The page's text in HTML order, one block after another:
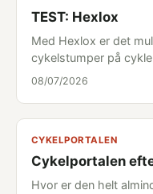
TEST: Hexlox
Med Hexlox er det
cykelstumper på
08/07/2026
CYKELPORTALEN
Cykelportalen
Hvor er den helt